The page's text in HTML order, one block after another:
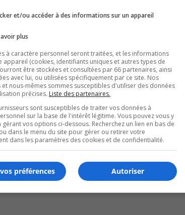
de transport métropolitain Brossard a déposé
cours.
et/ou accéder à des informations sur un appareil
plus
à caractère personnel seront traitées, et les informations
appareil (cookies, identifiants uniques et autres types de
être stockées et consultées par 66 partenaires, ainsi
avec lui, ou utilisées spécifiquement par ce site. Nos
nous-mêmes sommes susceptibles d'utiliser des données
précises. Liste des partenaires.
sont susceptibles de traiter vos données à
sur la base de l'intérêt légitime. Vous pouvez vous y
vos options ci-dessous. Recherchez un lien en bas de
dans le menu du site pour gérer ou retirer votre
dans les paramètres des cookies et de confidentialité.
Autoriser
préférences